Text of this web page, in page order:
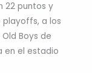
22 puntos y
a los
Boys de
en el estadio